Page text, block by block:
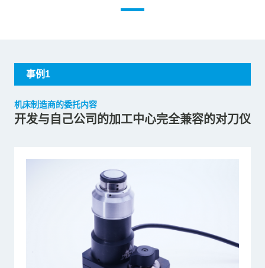
事例1
机床制造商的委托内容
开发与自己公司的加工中心完全兼容的对刀仪